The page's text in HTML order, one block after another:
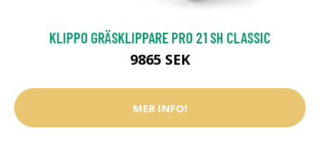
KLIPPO GRÄSKLIPPARE PRO 21 SH CLASSIC
9865 SEK
MER INFO!